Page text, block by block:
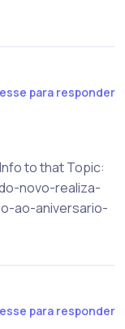
para responder
to that Topic:
novo-realiza-
ao-aniversario-
para responder